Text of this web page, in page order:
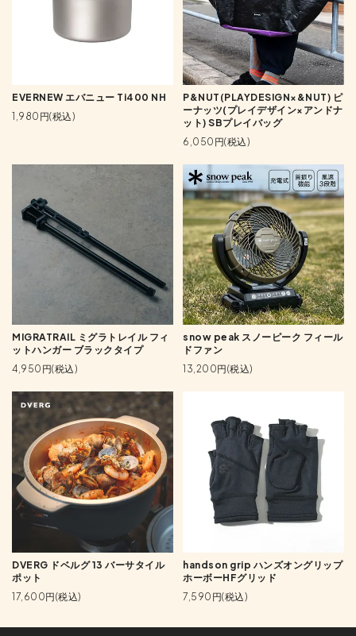
EVERNEW エバニュー Ti400 NH
1,980円(税込)
P&NUT(PLAYDESIGN×&NUT) ピ
ーナッツ(プレイデザイン×アンドナ
ット) SBプレイバッグ
6,050円(税込)
MIGRATRAIL ミグラトレイル フィ
ットハンガー ブラックタイプ
4,950円(税込)
snow peak スノーピーク フィール
ドファン
13,200円(税込)
DVERG ドベルグ 13 バーサタイル
ポット
17,600円(税込)
handson grip ハンズオングリップ
ホーボーHFグリッド
7,590円(税込)